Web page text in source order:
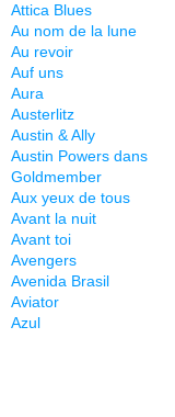
Attica Blues
Au nom de la lune
Au revoir
Auf uns
Aura
Austerlitz
Austin & Ally
Austin Powers dans
Goldmember
Aux yeux de tous
Avant la nuit
Avant toi
Avengers
Avenida Brasil
Aviator
Azul